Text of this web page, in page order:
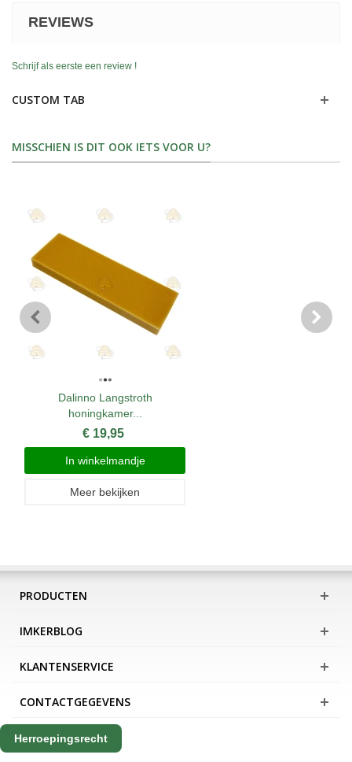
REVIEWS
Schrijf als eerste een review !
CUSTOM TAB
MISSCHIEN IS DIT OOK IETS VOOR U?
Dalinno Langstroth
honingkamer...
€ 19,95
In winkelmandje
Meer bekijken
PRODUCTEN
IMKERBLOG
KLANTENSERVICE
CONTACTGEGEVENS
Herroepingsrecht